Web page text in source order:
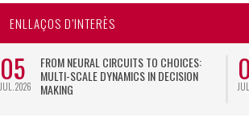
ENLLAÇOS D’INTERÈS
05
JUL. 2026
FROM NEURAL CIRCUITS TO CHOICES:
MULTI-SCALE DYNAMICS IN DECISION
MAKING